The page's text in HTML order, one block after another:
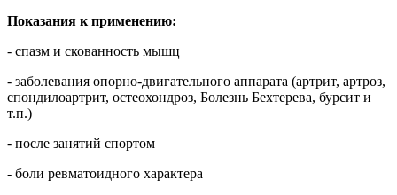
Показания к применению:
- спазм и скованность мышц
- заболевания опорно-двигательного аппарата (артрит, артроз,
спондилоартрит, остеохондроз, Болезнь Бехтерева, бурсит и
т.п.)
- после занятий спортом
- боли ревматоидного характера